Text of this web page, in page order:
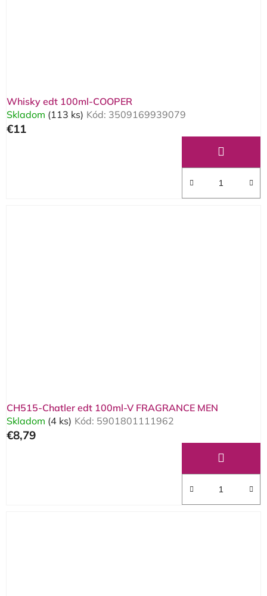
Whisky edt 100ml-COOPER
Skladom (113 ks) Kód: 3509169939079
€11
CH515-Chatler edt 100ml-V FRAGRANCE MEN
Skladom (4 ks) Kód: 5901801111962
€8,79